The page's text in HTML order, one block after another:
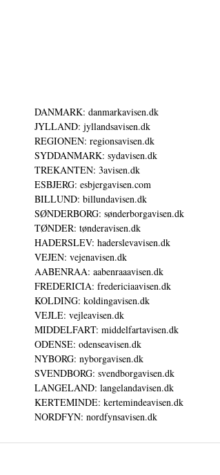
DANMARK: danmarkavisen.dk
JYLLAND: jyllandsavisen.dk
REGIONEN: regionsavisen.dk
SYDDANMARK: sydavisen.dk
TREKANTEN: 3avisen.dk
ESBJERG: esbjergavisen.com
BILLUND: billundavisen.dk
SØNDERBORG: sønderborgavisen.dk
TØNDER: tønderavisen.dk
HADERSLEV: haderslevavisen.dk
VEJEN: vejenavisen.dk
AABENRAA: aabenraaavisen.dk
FREDERICIA: fredericiaavisen.dk
KOLDING: koldingavisen.dk
VEJLE: vejleavisen.dk
MIDDELFART: middelfartavisen.dk
ODENSE: odenseavisen.dk
NYBORG: nyborgavisen.dk
SVENDBORG: svendborgavisen.dk
LANGELAND: langelandavisen.dk
KERTEMINDE: kertemindeavisen.dk
NORDFYN: nordfynsavisen.dk